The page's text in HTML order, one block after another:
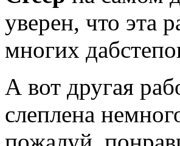
уверен, что эта
многих
А вот другая
слеплена